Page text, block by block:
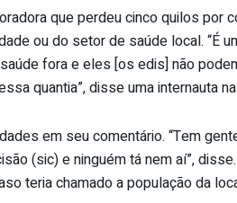
que perdeu cinco quilos por
ou do setor de saúde local. “É
fora e eles [os edis] não
quantia”, disse uma internauta
em seu comentário. “Tem
(sic) e ninguém tá nem aí”,
teria chamado a população da